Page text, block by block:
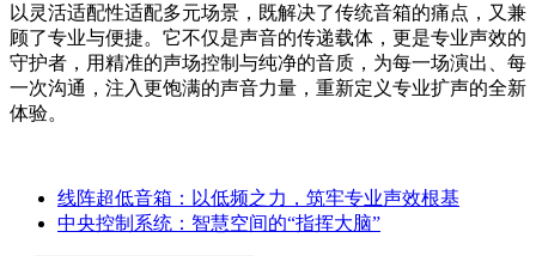
以灵活适配性适配多元场景，既解决了传统音箱的痛点，又兼
顾了专业与便捷。它不仅是声音的传递载体，更是专业声效的
守护者，用精准的声场控制与纯净的音质，为每一场演出、每
一次沟通，注入更饱满的声音力量，重新定义专业扩声的全新
体验。
线阵超低音箱：以低频之力，筑牢专业声效根基
中央控制系统：智慧空间的“指挥大脑”